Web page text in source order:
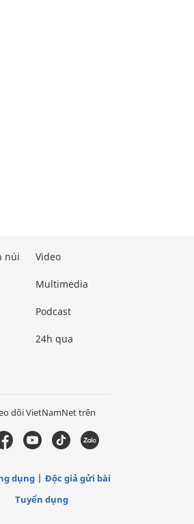
núi Video
Multimedia
Podcast
24h qua
dõi VietNamNet trên
dụng
Độc giả gửi bài
Tuyển dụng